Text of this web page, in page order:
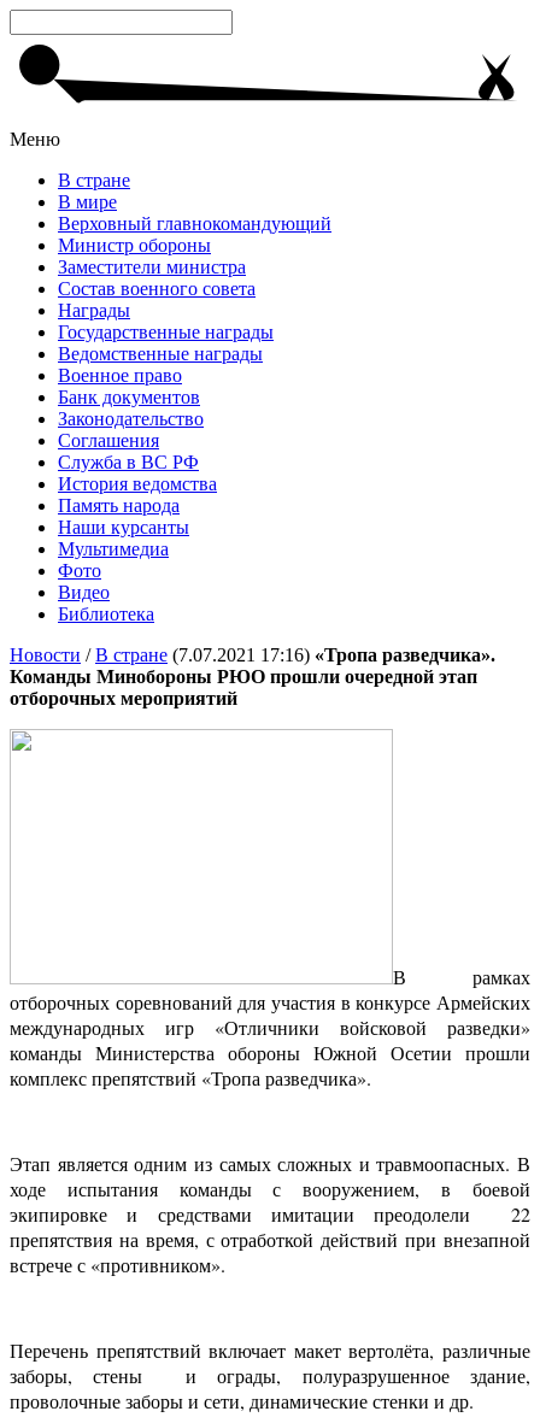
Меню
В стране
В мире
Верховный главнокомандующий
Министр обороны
Заместители министра
Состав военного совета
Награды
Государственные награды
Ведомственные награды
Военное право
Банк документов
Законодательство
Соглашения
Служба в ВС РФ
История ведомства
Память народа
Наши курсанты
Мультимедиа
Фото
Видео
Библиотека
Новости /В стране (7.07.2021 17:16) «Тропа разведчика».
Команды Минобороны РЮО прошли очередной этап
отборочных мероприятий
В рамках
отборочных соревнований для участия в конкурсе Армейских
международных игр «Отличники войсковой разведки»
команды Министерства обороны Южной Осетии прошли
комплекс препятствий «Тропа разведчика».
Этап является одним из самых сложных и травмоопасных. В
ходе испытания команды с вооружением, в боевой
экипировке и средствами имитации преодолели 22
препятствия на время, с отработкой действий при внезапной
встрече с «противником».
Перечень препятствий включает макет вертолёта, различные
заборы, стены и ограды, полуразрушенное здание,
проволочные заборы и сети, динамические стенки и др.